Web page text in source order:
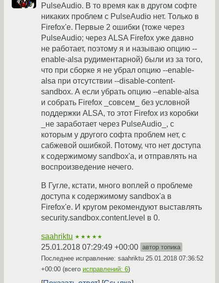
PulseAudio. В то время как в другом софте
никаких проблем с PulseAudio нет. Только в
Firefox'е. Первые 2 ошибки (тоже через
PulseAudio; через ALSA Firefox уже давно
не работает, поэтому я и называю опцию --
enable-alsa рудиментарной) были из за того,
что при сборке я не убрал опцию --enable-
alsa при отсутствии --disable-content-
sandbox. А если убрать опцию --enable-alsa
и собрать Firefox _совсем_ без условной
поддержки ALSA, то этот Firefox из коробки
_не заработает через PulseAudio_, с
которым у другого софта проблем нет, с
сабжевой ошибкой. Потому, что нет доступа
к содержимому sandbox'а, и отправлять на
воспроизведение нечего.
В Гугле, кстати, много воплей о проблеме
доступа к содержимому sandbox'а в
Firefox'е. И кругом рекомендуют выставлять
security.sandbox.content.level в 0.
saahriktu ★★★★★
25.01.2018 07:29:49 +00:00 автор топика
Последнее исправление: saahriktu 25.01.2018 07:36:52
+00:00 (всего исправлений: 6)